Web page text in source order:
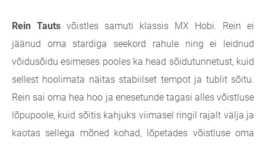
Rein Tauts võistles samuti klassis MX Hobi. Rein ei
jäänud oma stardiga seekord rahule ning ei leidnud
võidusõidu esimeses pooles ka head sõidutunnetust, kuid
sellest hoolimata näitas stabiilset tempot ja tublit sõitu.
Rein sai oma hea hoo ja enesetunde tagasi alles võistluse
lõpupoole, kuid sõitis kahjuks viimasel ringil rajalt välja ja
kaotas sellega mõned kohad, lõpetades võistluse oma